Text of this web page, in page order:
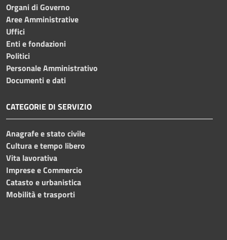
Organi di Governo
Aree Amministrative
Uffici
Enti e fondazioni
Politici
Personale Amministrativo
Documenti e dati
CATEGORIE DI SERVIZIO
Anagrafe e stato civile
Cultura e tempo libero
Vita lavorativa
Imprese e Commercio
Catasto e urbanistica
Mobilità e trasporti